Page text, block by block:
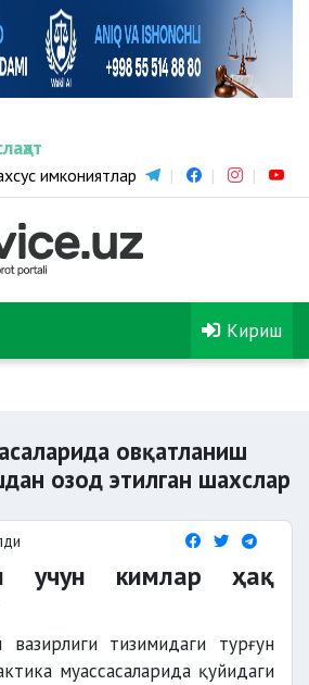
имкониятлар
Кириш
овқатланиш
озод этилган шахслар
учун кимлар ҳақ
вазирлиги тизимидаги турғун
муассасаларида қуйидаги